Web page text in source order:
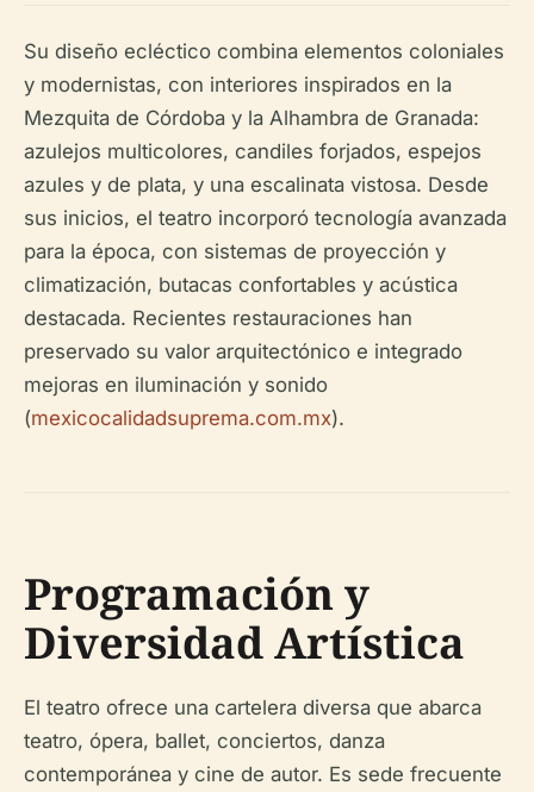
Su diseño ecléctico combina elementos coloniales
y modernistas, con interiores inspirados en la
Mezquita de Córdoba y la Alhambra de Granada:
azulejos multicolores, candiles forjados, espejos
azules y de plata, y una escalinata vistosa. Desde
sus inicios, el teatro incorporó tecnología avanzada
para la época, con sistemas de proyección y
climatización, butacas confortables y acústica
destacada. Recientes restauraciones han
preservado su valor arquitectónico e integrado
mejoras en iluminación y sonido
(mexicocalidadsuprema.com.mx).
Programación y
Diversidad Artística
El teatro ofrece una cartelera diversa que abarca
teatro, ópera, ballet, conciertos, danza
contemporánea y cine de autor. Es sede frecuente